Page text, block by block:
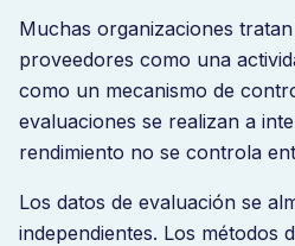
Muchas organizaciones
proveedores como una
como un mecanismo de
evaluaciones se realizan a
rendimiento no se controla
Los datos de evaluación se
independientes. Los métodos